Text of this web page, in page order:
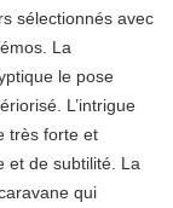
sélectionnés avec
La
le pose
L’intrigue
très forte et
et de subtilité. La
qui